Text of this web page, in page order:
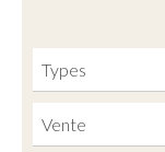
Types
Vente